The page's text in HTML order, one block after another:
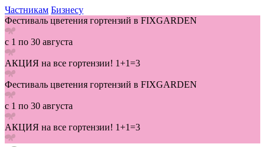
Частникам Бизнесу
Фестиваль цветения гортензий в FIXGARDEN
с 1 по 30 августа
АКЦИЯ на все гортензии! 1+1=3
Фестиваль цветения гортензий в FIXGARDEN
с 1 по 30 августа
АКЦИЯ на все гортензии! 1+1=3